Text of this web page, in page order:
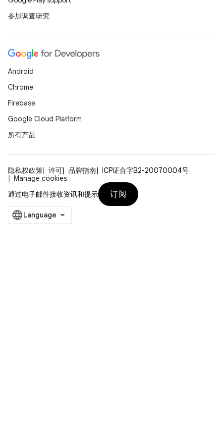
参加调查研究
Android
Chrome
Firebase
Google Cloud Platform
所有产品
隐私权政策 许可 品牌指南
ICP证合字B2-20070004号
Manage cookies
通过电子邮件接收资讯和提示
订阅